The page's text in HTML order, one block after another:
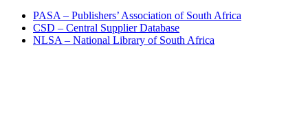
PASA – Publishers’ Association of South Africa
CSD – Central Supplier Database
NLSA – National Library of South Africa